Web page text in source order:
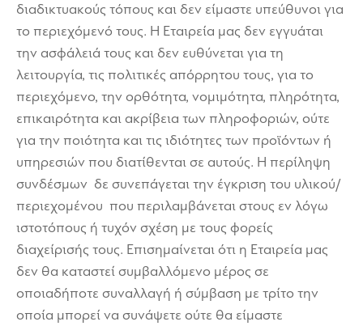
διαδικτυακούς τόπους και δεν είμαστε υπεύθυνοι για
το περιεχόμενό τους. Η Εταιρεία μας δεν εγγυάται
την ασφάλειά τους και δεν ευθύνεται για τη
λειτουργία, τις πολιτικές απόρρητου τους, για το
περιεχόμενο, την ορθότητα, νομιμότητα, πληρότητα,
επικαιρότητα και ακρίβεια των πληροφοριών, ούτε
για την ποιότητα και τις ιδιότητες των προϊόντων ή
υπηρεσιών που διατίθενται σε αυτούς. Η περίληψη
συνδέσμων δε συνεπάγεται την έγκριση του υλικού/
περιεχομένου που περιλαμβάνεται στους εν λόγω
ιστοτόπους ή τυχόν σχέση με τους φορείς
διαχείρισής τους. Επισημαίνεται ότι η Εταιρεία μας
δεν θα καταστεί συμβαλλόμενο μέρος σε
οποιαδήποτε συναλλαγή ή σύμβαση με τρίτο την
οποία μπορεί να συνάψετε ούτε θα είμαστε